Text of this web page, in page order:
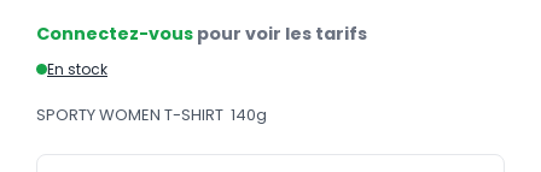
Chemises
Connectez-vous pour voir les tarifs
En stock
SPORTY WOMEN T-SHIRT 140g